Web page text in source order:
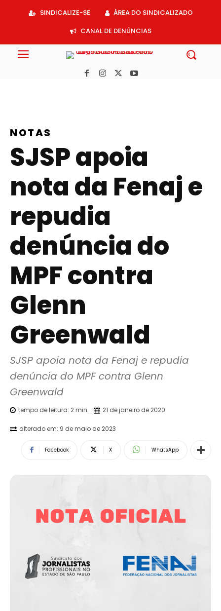
SINDICALIZE-SE
ÁREA DO SINDICALIZADO
CANAL DE DENÚNCIAS
NOTAS
SJSP apoia
nota da Fenaj e
repudia
denúncia do
MPF contra
Glenn
Greenwald
SJSP apoia nota da Fenaj e repudia
denúncia do MPF contra Glenn
Greenwald
tempo de leitura: 2min. 21 de janeiro de 2020
alterado em: 9 de maio de 2023
Facebook X WhatsApp